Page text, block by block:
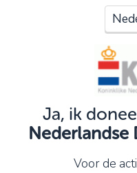
Ja, ik
Nederlandse
Voor de
Je kunt nog niet
Controleer en